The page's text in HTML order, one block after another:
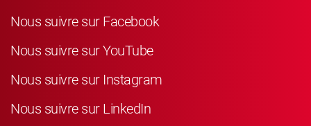
Nous suivre sur Facebook
Nous suivre sur YouTube
Nous suivre sur Instagram
Nous suivre sur LinkedIn